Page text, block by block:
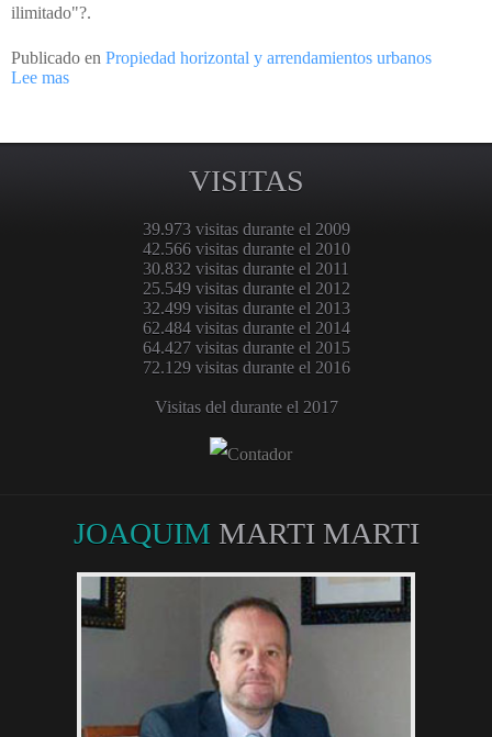
ilimitado"?.
Publicado en Propiedad horizontal y arrendamientos urbanos
Lee mas
VISITAS
39.973 visitas durante el 2009
42.566 visitas durante el 2010
30.832 visitas durante el 2011
25.549 visitas durante el 2012
32.499 visitas durante el 2013
62.484 visitas durante el 2014
64.427 visitas durante el 2015
72.129 visitas durante el 2016
Visitas del durante el 2017
JOAQUIM MARTI MARTI